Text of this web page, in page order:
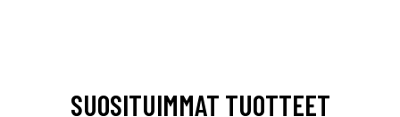
SUOSITUIMMAT TUOTTEET